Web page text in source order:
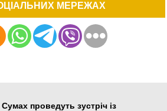
МЕРЕЖАХ
проведуть зустріч із